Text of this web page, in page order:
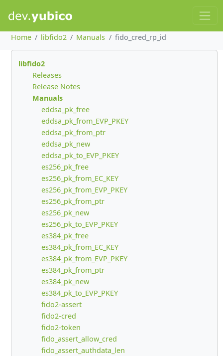
Home libfido2 Manuals fido_cred_rp_id
libfido2
Releases
Release Notes
Manuals
eddsa_pk_free
eddsa_pk_from_EVP_PKEY
eddsa_pk_from_ptr
eddsa_pk_new
eddsa_pk_to_EVP_PKEY
es256_pk_free
es256_pk_from_EC_KEY
es256_pk_from_EVP_PKEY
es256_pk_from_ptr
es256_pk_new
es256_pk_to_EVP_PKEY
es384_pk_free
es384_pk_from_EC_KEY
es384_pk_from_EVP_PKEY
es384_pk_from_ptr
es384_pk_new
es384_pk_to_EVP_PKEY
fido2-assert
fido2-cred
fido2-token
fido_assert_allow_cred
fido_assert_authdata_len